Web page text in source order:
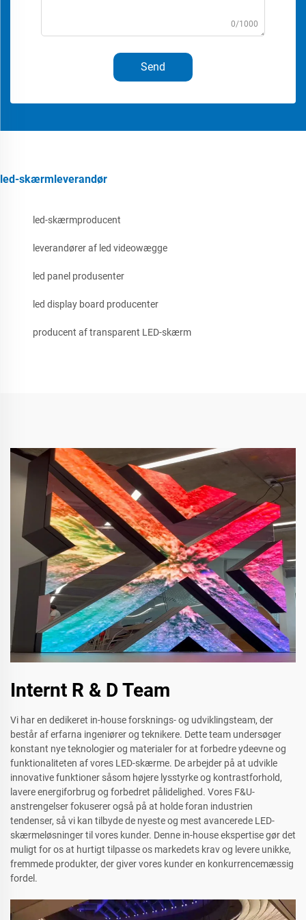
0/1000
Send
led-skærmleverandør
led-skærmproducent
leverandører af led videowægge
led panel produsenter
led display board producenter
producent af transparent LED-skærm
Internt R & D Team
Vi har en dedikeret in-house forsknings- og udviklingsteam, der
består af erfarna ingeniører og teknikere. Dette team undersøger
konstant nye teknologier og materialer for at forbedre ydeevne og
funktionaliteten af vores LED-skærme. De arbejder på at udvikle
innovative funktioner såsom højere lysstyrke og kontrastforhold,
lavere energiforbrug og forbedret pålidelighed. Vores F&U-
anstrengelser fokuserer også på at holde foran industrien
tendenser, så vi kan tilbyde de nyeste og mest avancerede LED-
skærmeløsninger til vores kunder. Denne in-house ekspertise gør det
muligt for os at hurtigt tilpasse os markedets krav og levere unikke,
fremmede produkter, der giver vores kunder en konkurrencemæssig
fordel.